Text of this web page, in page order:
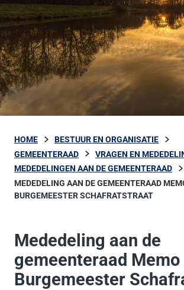
HOME
BESTUUR EN ORGANISATIE
GEMEENTERAAD
VRAGEN EN
MEDEDELINGEN AAN DE GEMEENTERAAD
MEDEDELING AAN DE GEMEENTERAAD
BURGEMEESTER SCHAFRATSTRAAT
Mededeling aan de
gemeenteraad Memo
Burgemeester